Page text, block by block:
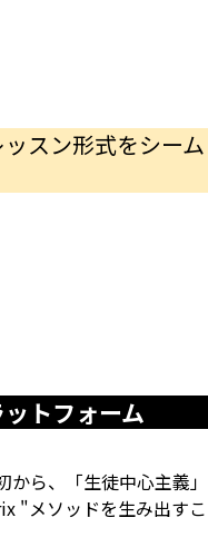
スン形式をシー
トフォーム
から、「生徒中心主義
"メソッドを生み出すこ